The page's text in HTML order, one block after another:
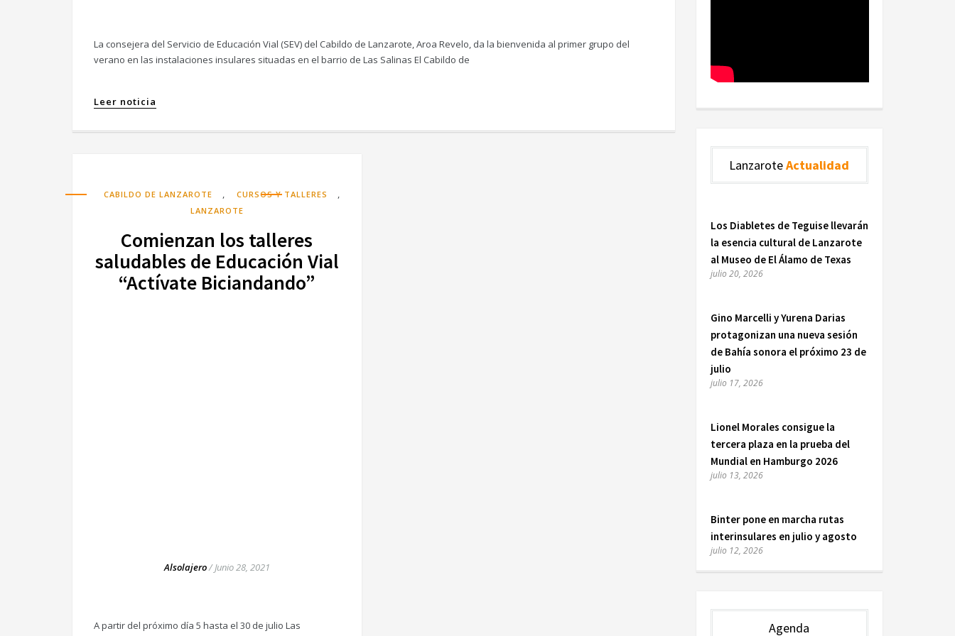
La consejera del Servicio de Educación Vial (SEV) del Cabildo de Lanzarote, Aroa Revelo, da la bienvenida al primer grupo del
verano en las instalaciones insulares situadas en el barrio de Las Salinas El Cabildo de
Leer noticia
CABILDO DE LANZAROTE , CURSOS Y TALLERES ,
LANZAROTE
Comienzan los talleres
saludables de Educación Vial
“Actívate Biciandando”
Alsolajero/Junio 28, 2021
A partir del próximo día 5 hasta el 30 de julio Las
LanzaroteActualidad
Los Diabletes de Teguise llevarán
la esencia cultural de Lanzarote
al Museo de El Álamo de Texas
julio 20, 2026
Gino Marcelli y Yurena Darias
protagonizan una nueva sesión
de Bahía sonora el próximo 23 de
julio
julio 17, 2026
Lionel Morales consigue la
tercera plaza en la prueba del
Mundial en Hamburgo 2026
julio 13, 2026
Binter pone en marcha rutas
interinsulares en julio y agosto
julio 12, 2026
Agenda